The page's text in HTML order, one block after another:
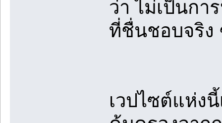
ว่า ไม่เป็นกา
ที่ชื่นชอบจริง
เวปไซต์แห่ง